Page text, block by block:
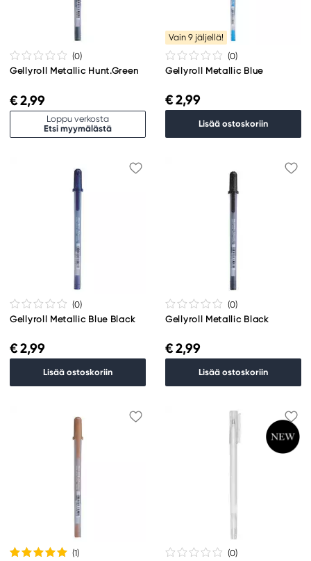
(0)
Gellyroll Metallic Hunt.Green
€ 2,99
Loppu verkosta
Etsi myymälästä
Vain 9 jäljellä!
(0)
Gellyroll Metallic Blue
€ 2,99
Lisää ostoskoriin
(0)
Gellyroll Metallic Blue Black
€ 2,99
Lisää ostoskoriin
(0)
Gellyroll Metallic Black
€ 2,99
Lisää ostoskoriin
(1)
(0)